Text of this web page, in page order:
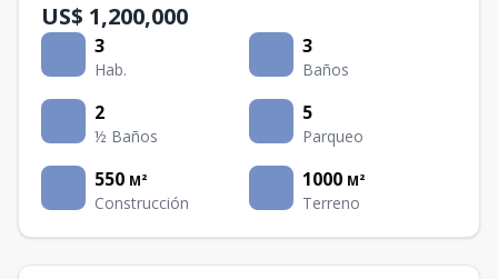
US$ 1,200,000
3
Hab.
3
Baños
2
½ Baños
5
Parqueo
550 M²
Construcción
1000 M²
Terreno